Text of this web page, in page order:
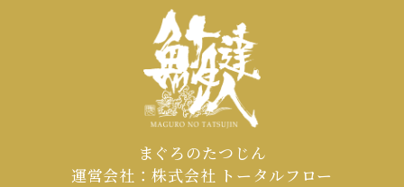
まぐろのたつじん
運営会社：株式会社 トータルフロー